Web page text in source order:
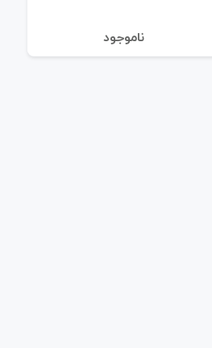
نا‌موجود